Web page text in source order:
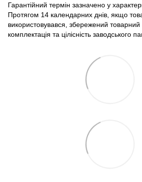
Гарантійний термін зазначено у
Протягом 14 календарних днів, якщо
використовувався, збережений
комплектація та цілісність заводського